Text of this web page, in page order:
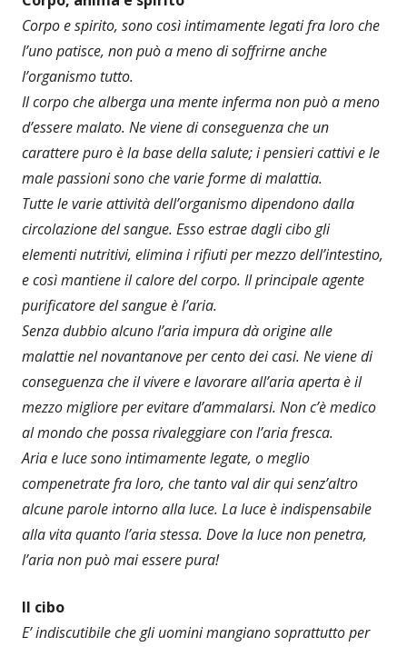
Corpo e spirito, sono così intimamente legati fra loro che
l’uno patisce, non può a meno di soffrirne anche
l’organismo tutto.
Il corpo che alberga una mente inferma non può a meno
d’essere malato. Ne viene di conseguenza che un
carattere puro è la base della salute; i pensieri cattivi e le
male passioni sono che varie forme di malattia.
Tutte le varie attività dell’organismo dipendono dalla
circolazione del sangue. Esso estrae dagli cibo gli
elementi nutritivi, elimina i rifiuti per mezzo dell’intestino,
e così mantiene il calore del corpo. Il principale agente
purificatore del sangue è l’aria.
Senza dubbio alcuno l’aria impura dà origine alle
malattie nel novantanove per cento dei casi. Ne viene di
conseguenza che il vivere e lavorare all’aria aperta è il
mezzo migliore per evitare d’ammalarsi. Non c’è medico
al mondo che possa rivaleggiare con l’aria fresca.
Aria e luce sono intimamente legate, o meglio
compenetrate fra loro, che tanto val dir qui senz’altro
alcune parole intorno alla luce. La luce è indispensabile
alla vita quanto l’aria stessa. Dove la luce non penetra,
l’aria non può mai essere pura!
Il cibo
E’ indiscutibile che gli uomini mangiano soprattutto per